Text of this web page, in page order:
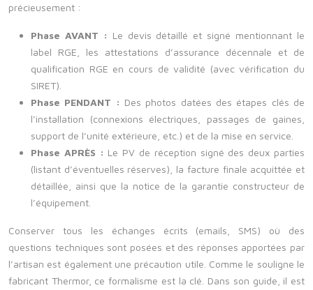
précieusement :
Phase AVANT : Le devis détaillé et signé mentionnant le
label RGE, les attestations d’assurance décennale et de
qualification RGE en cours de validité (avec vérification du
SIRET).
Phase PENDANT : Des photos datées des étapes clés de
l’installation (connexions électriques, passages de gaines,
support de l’unité extérieure, etc.) et de la mise en service.
Phase APRÈS : Le PV de réception signé des deux parties
(listant d’éventuelles réserves), la facture finale acquittée et
détaillée, ainsi que la notice de la garantie constructeur de
l’équipement.
Conserver tous les échanges écrits (emails, SMS) où des
questions techniques sont posées et des réponses apportées par
l’artisan est également une précaution utile. Comme le souligne le
fabricant Thermor, ce formalisme est la clé. Dans son guide, il est